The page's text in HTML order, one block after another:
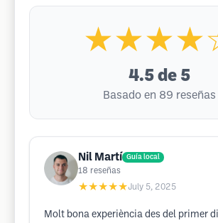
4.5 de 5
Basado en 89 reseñas
Nil Martí Guía local
18 reseñas
★★★★★July 5, 2025
Molt bona experiència des del primer